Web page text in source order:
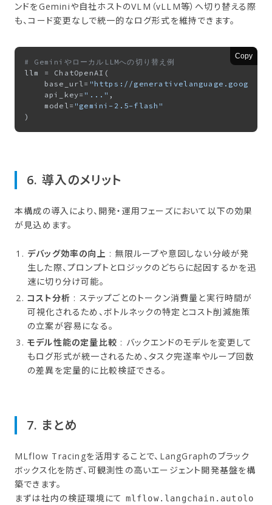
ンドをGeminiや自社ホストのVLM（vLLM等）へ切り替える際
も、コード変更なしで統一的なログ形式を維持できます。
Copy
# GeminiやローカルLLMへの切り替え例
llm = ChatOpenAI(
    base_url=
"https://
    api_key=
"..." ,
    model=
"gemini-2.5-flash"
6. 導入の​メリット
本構成の導入により、開発・運用フェーズにおいて以下の効果
が見込めます。
デバッグ効率の向上 : 無限ループや意図しない分岐が発
生した際、プロンプトとロジックのどちらに起因するかを迅
速に切り分け可能。
コスト分析 : ステップごとのトークン消費量と実行時間が
可視化されるため、ボトルネックの特定とコスト削減施策
の立案が容易になる。
モデル性能の定量比較 : バックエンドのモデルを変更して
もログ形式が統一されるため、タスク完遂率やループ回数
の差異を定量的に比較検証できる。
7. まとめ
MLflow Tracingを活用することで、LangGraphのブラック
ボックス化を防ぎ、可観測性の高いエージェント開発基盤を構
築できます。
まずは社内の検証環境にて mlflow.langchain.autolo